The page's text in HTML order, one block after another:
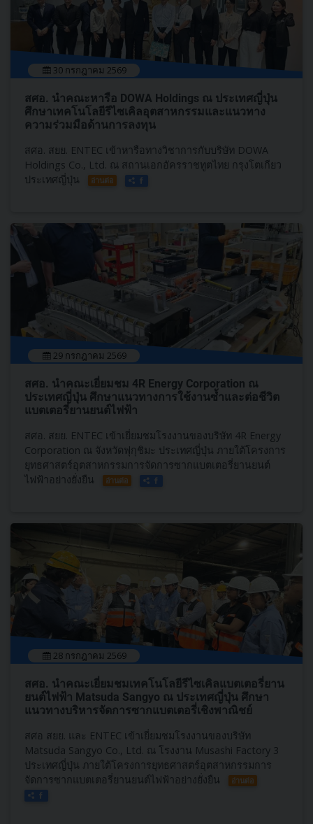
30 กรกฎาคม 2569
สศอ. นำคณะหารือ DOWA Holdings ณ ประเทศญี่ปุ่น
ศึกษาเทคโนโลยีรีไซเคิลอุตสาหกรรมและแนวทาง
ความร่วมมือด้านการลงทุน
สศอ. สยย. ENTEC เข้าหารือทางวิชาการกับบริษัท DOWA
Holdings Co., Ltd. ณ สถานเอกอัครราชทูตไทย กรุงโตเกียว
ประเทศญี่ปุ่น
อ่านต่อ
29 กรกฎาคม 2569
สศอ. นำคณะเยี่ยมชม 4R Energy Corporation ณ
ประเทศญี่ปุ่น ศึกษาแนวทางการใช้งานซ้ำและต่อชีวิต
แบตเตอรี่ยานยนต์ไฟฟ้า
สศอ. สยย. ENTEC เข้าเยี่ยมชมโรงงานของบริษัท 4R Energy
Corporation ณ จังหวัดฟุกุชิมะ ประเทศญี่ปุ่น ภายใต้โครงการ
ยุทธศาสตร์อุตสาหกรรมการจัดการซากแบตเตอรี่ยานยนต์
ไฟฟ้าอย่างยั่งยืน
อ่านต่อ
28 กรกฎาคม 2569
สศอ. นำคณะเยี่ยมชมเทคโนโลยีรีไซเคิลแบตเตอรี่ยาน
ยนต์ไฟฟ้า Matsuda Sangyo ณ ประเทศญี่ปุ่น ศึกษา
แนวทางบริหารจัดการซากแบตเตอรี่เชิงพาณิชย์
สศอ สยย. และ ENTEC เข้าเยี่ยมชมโรงงานของบริษัท
Matsuda Sangyo Co., Ltd. ณ โรงงาน Musashi Factory 3
ประเทศญี่ปุ่น ภายใต้โครงการยุทธศาสตร์อุตสาหกรรมการ
จัดการซากแบตเตอรี่ยานยนต์ไฟฟ้าอย่างยั่งยืน
อ่านต่อ